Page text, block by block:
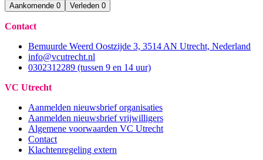
Aankomende 0 Verleden 0
Contact
Bemuurde Weerd Oostzijde 3, 3514 AN Utrecht, Nederland
info@vcutrecht.nl
0302312289 (tussen 9 en 14 uur)
VC Utrecht
Aanmelden nieuwsbrief organisaties
Aanmelden nieuwsbrief vrijwilligers
Algemene voorwaarden VC Utrecht
Contact
Klachtenregeling extern